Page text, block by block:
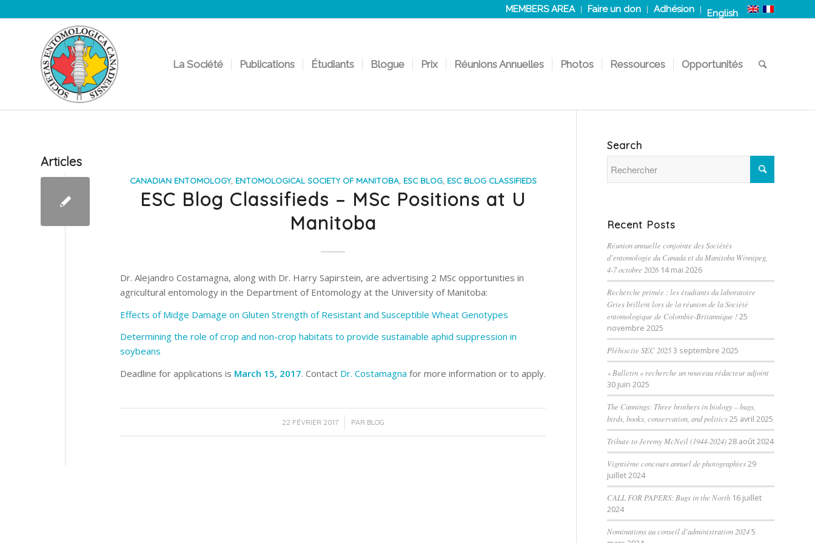
MEMBERS AREA Faire un don Adhésion English
La Société Publications Étudiants Blogue Prix Réunions Annuelles Photos Ressources Opportunités
Articles
CANADIAN ENTOMOLOGY, ENTOMOLOGICAL SOCIETY OF MANITOBA, ESC BLOG, ESC BLOG CLASSIFIEDS
ESC Blog Classifieds – MSc Positions at U
Manitoba
Dr. Alejandro Costamagna, along with Dr. Harry Sapirstein, are advertising 2 MSc opportunities in
agricultural entomology in the Department of Entomology at the University of Manitoba:
Effects of Midge Damage on Gluten Strength of Resistant and Susceptible Wheat Genotypes
Determining the role of crop and non-crop habitats to provide sustainable aphid suppression in
soybeans
Deadline for applications is March 15, 2017. Contact Dr. Costamagna for more information or to apply.
22 FÉVRIER 2017
/ PAR BLOG
Search
Recent Posts
Réunion annuelle conjointe des Sociétés
d’entomologie du Canada et du Manitoba Winnipeg,
4-7 octobre 2026 14 mai 2026
Recherche primée : les étudiants du laboratoire
Gries brillent lors de la réunion de la Société
entomologique de Colombie-Britannique !25
novembre 2025
Plébiscite SEC 20253 septembre 2025
« Bulletin » recherche un nouveau rédacteur adjoint
30 juin 2025
The Cannings: Three brothers in biology – bugs,
birds, books, conservation, and politics25 avril 2025
Tribute to Jeremy McNeil (1944-2024)28 août 2024
Vigntième concours annuel de photographies29
juillet 2024
CALL FOR PAPERS: Bugs in the North 16 juillet
2024
Nominations au conseil d’administration 20245